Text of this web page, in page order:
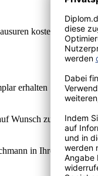
kostenlos
erhalten Sie
Wunsch zusätzlich als
in Ihrem